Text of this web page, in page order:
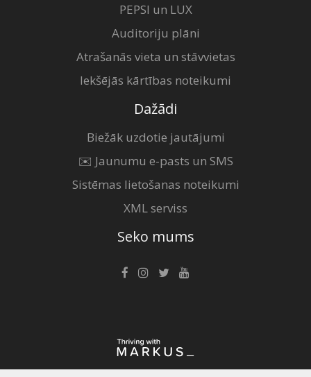
PEPSI un LUX
Auditoriju plāni
Atrašanās vieta un stāvvietas
Iekšējās kārtības noteikumi
Dažādi
Biežāk uzdotie jautājumi
✉️ Jaunumu e-pasts un SMS
Sistēmas lietošanas noteikumi
XML serviss
Seko mums